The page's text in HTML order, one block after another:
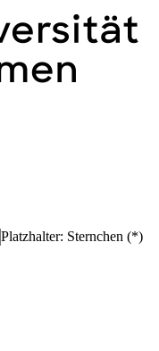
Platzhalter: Sternchen (*)